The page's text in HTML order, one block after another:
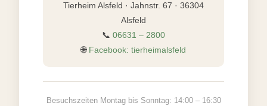
Tierheim Alsfeld · Jahnstr. 67 · 36304
Alsfeld
📞 06631 – 2800
🌐 Facebook: tierheimalsfeld
Besuchszeiten Montag bis Sonntag: 14:00 – 16:30